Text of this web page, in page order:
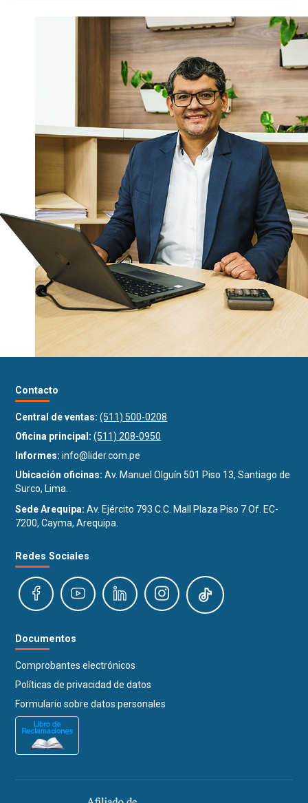
Contacto
Central de ventas: (511) 500-0208
Oficina principal: (511) 208-0950
Informes: info@lider.com.pe
Ubicación oficinas:Av. Manuel Olguín 501 Piso 13, Santiago de
Surco, Lima.
Sede Arequipa: Av. Ejército 793 C.C. Mall Plaza Piso 7 Of. EC-
7200, Cayma, Arequipa.
Redes Sociales
Documentos
Comprobantes electrónicos
Políticas de privacidad de datos
Formulario sobre datos personales